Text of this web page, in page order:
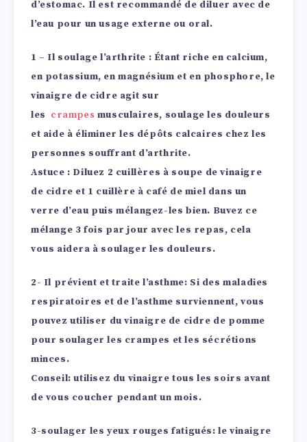
d’estomac. Il est recommandé de diluer avec de
l’eau pour un usage externe ou oral.
1 – Il soulage l’arthrite : Étant riche en calcium,
en potassium, en magnésium et en phosphore, le
vinaigre de cidre agit sur
les crampes musculaires, soulage les douleurs
et aide à éliminer les dépôts calcaires chez les
personnes souffrant d’arthrite.
Astuce : Diluez 2 cuillères à soupe de vinaigre
de cidre et 1 cuillère à café de miel dans un
verre d’eau puis mélangez-les bien. Buvez ce
mélange 3 fois par jour avec les repas, cela
vous aidera à soulager les douleurs.
2- Il prévient et traite l’asthme: Si des maladies
respiratoires et de l’asthme surviennent, vous
pouvez utiliser du vinaigre de cidre de pomme
pour soulager les crampes et les sécrétions
minces.
Conseil: utilisez du vinaigre tous les soirs avant
de vous coucher pendant un mois.
3-soulager les yeux rouges fatigués:le vinaigre